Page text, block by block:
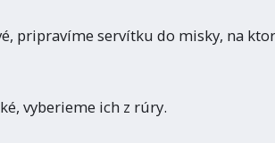
pripravíme servítku do misky, na
vyberieme ich z rúry.